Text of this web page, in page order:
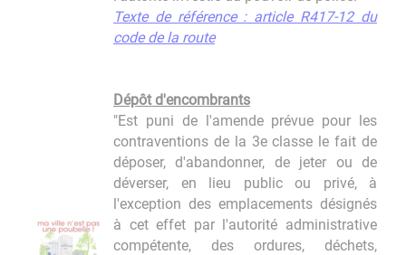
Texte de référence : article R417-12 du
code de la route
Dépôt d'encombrants
"Est puni de l'amende prévue pour les
contraventions de la 3e classe le fait de
déposer, d'abandonner, de jeter ou de
déverser, en lieu public ou privé, à
l'exception des emplacements désignés
à cet effet par l'autorité administrative
compétente, des ordures, déchets,